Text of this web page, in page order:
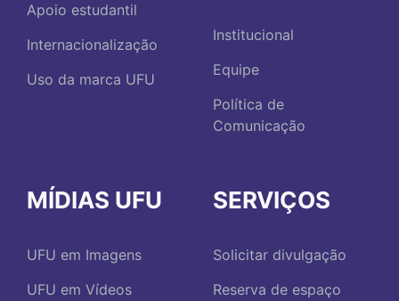
Apoio estudantil
Internacionalização
Uso da marca UFU
Institucional
Equipe
Política de
Comunicação
MÍDIAS UFU
UFU em Imagens
UFU em Vídeos
SERVIÇOS
Solicitar divulgação
Reserva de espaço